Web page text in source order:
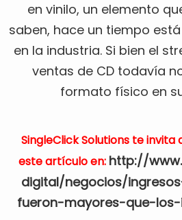
en vinilo, un elemento
saben, hace un tiempo
en la industria. Si bien el
ventas de CD todavía
formato físico en
SingleClick Solutions te
este artículo en: http://
digital/negocios/
fueron-mayores-que-